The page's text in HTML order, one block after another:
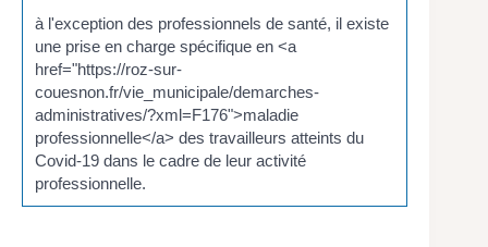
à l'exception des professionnels de santé, il existe
une prise en charge spécifique en <a
href="https://roz-sur-
couesnon.fr/vie_municipale/demarches-
administratives/?xml=F176">maladie
professionnelle</a> des travailleurs atteints du
Covid-19 dans le cadre de leur activité
professionnelle.